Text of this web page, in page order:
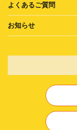
よくあるご質問
お知らせ